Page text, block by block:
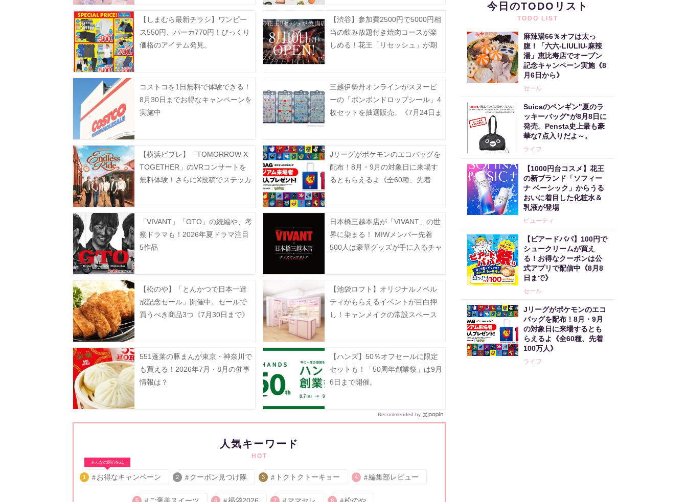
【しまむら最新チラシ】ワンピー
ス550円、パーカ770円！びっくり
価格のアイテム発見。
【渋谷】参加費2500円で5000円相
当の飲み放題付き焼肉コースが楽
しめる！花王「リセッシュ」が期
コストコを1日無料で体験できる！
8月30日までお得なキャンペーンを
実施中
三越伊勢丹オンラインがスヌーピ
ーの「ボンボンドロップシール」4
枚セットを抽選販売。《7月24日ま
【横浜ビブレ】「TOMORROW X
TOGETHER」のVRコンサートを
無料体験！さらにX投稿でステッカ
Jリーグがポケモンのエコバッグを
配布！8月・9月の対象日に来場す
るともらえるよ《全60種、先着
「VIVANT」「GTO」の続編や、考
察ドラマも！2026年夏ドラマ注目
5作品
日本橋三越本店が「VIVANT」の世
界に染まる！ MIWメンバー先着
500人は豪華グッズが手に入るチャ
【松のや】「とんかつで日本一達
成記念セール」開催中。セールで
買うべき商品3つ《7月30日まで》
【池袋ロフト】オリジナルノベル
ティがもらえるイベントが目白押
し！キャンメイクの常設スペース
551蓬莱の豚まんが東京・神奈川で
も買える！2026年7月・8月の催事
情報は？
【ハンズ】50％オフセールに限定
セットも！「50周年創業祭」は9月
6日まで開催。
Recommended by
人気キーワード
HOT
みんなの関心No.1
1 お得なキャンペーン 2 クーポン見つけ隊 3 トクトクトーキョー 4 編集部レビュー
5 ご褒美スイーツ 6 福袋2026 7 ママセレ 8 松のや
今日のTODOリスト
TODO LIST
麻辣湯66％オフは太っ
腹！「六六-LIULIU-麻辣
湯」恵比寿店でオープン
記念キャンペーン実施《8
月6日から》
セール
Suicaのペンギン"夏のラ
ッキーバッグ"が8月8日に
発売。Pensta史上最も豪
華な7点入りだよ～。
ライフ
【1000円台コスメ】花王
の新ブランド「ソフィー
ナ ベーシック」からうる
おいに着目した化粧水＆
乳液が登場
ビューティ
【ビアードパパ】100円で
シュークリームが買え
る！お得なクーポンは公
式アプリで配信中《8月8
日まで》
セール
Jリーグがポケモンのエコ
バッグを配布！8月・9月
の対象日に来場するとも
らえるよ《全60種、先着
100万人》
ライフ